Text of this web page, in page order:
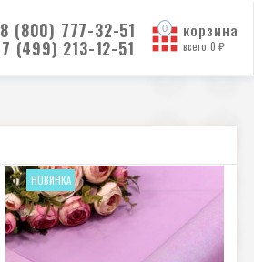
8 (800) 777-32-51
7 (499) 213-12-51
корзина
всего 0₽
НОВИНКА